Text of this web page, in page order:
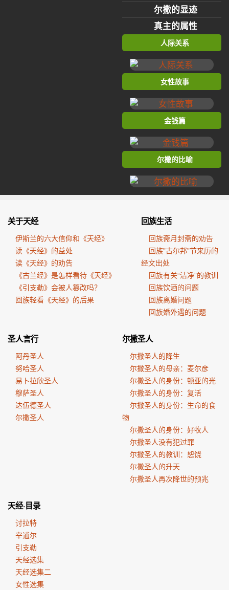
尔撒的显迹
真主的属性
人际关系
女性故事
金钱篇
尔撒的比喻
关于天经
伊斯兰的六大信仰和《天经》
读《天经》的益处
读《天经》的劝告
《古兰经》是怎样看待《天经》
《引支勒》会被人篡改吗？
回族轻看《天经》的后果
回族生活
回族斋月封斋的劝告
回族"古尔邦"节来历的
经文出处
回族有关“洁净”的教训
回族饮酒的问题
回族离婚问题
回族婚外遇的问题
圣人言行
阿丹圣人
努哈圣人
易卜拉欣圣人
穆萨圣人
达伍德圣人
尔撒圣人
尔撒圣人
尔撒圣人的降生
尔撒圣人的母亲：麦尔彦
尔撒圣人的身份：顿亚的光
尔撒圣人的身份：复活
尔撒圣人的身份：生命的食
物
尔撒圣人的身份：好牧人
尔撒圣人没有犯过罪
尔撒圣人的教训：恕饶
尔撒圣人的升天
尔撒圣人再次降世的预兆
天经·目录
讨拉特
宰逋尔
引支勒
天经选集
天经选集二
女性选集